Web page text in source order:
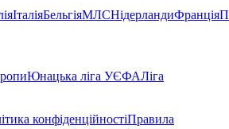
ІталіяБельгіяМЛСНідерландиФранція
Юнацька ліга УЄФАЛіга
конфіденційностіПравила